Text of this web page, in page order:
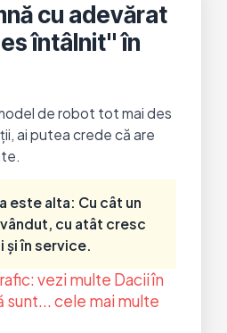
cu adevărat
întâlnit" în
de robot tot mai des
ai putea crede că are
este alta: Cu cât un
cu atât cresc
și în service.
vezi multe Dacii în
sunt... cele mai multe